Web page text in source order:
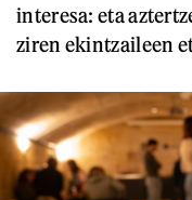
interesa: eta
ziren ekintzaileen